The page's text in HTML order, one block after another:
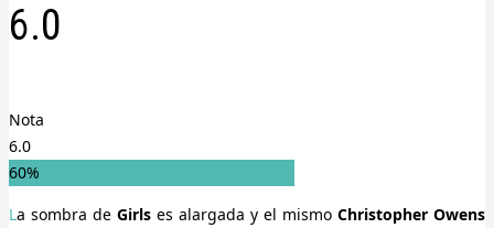
6.0
Nota
6.0
60%
La sombra de Girls es alargada y el mismo Christopher Owens